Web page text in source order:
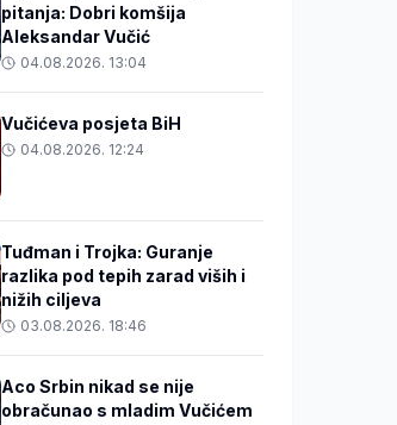
pitanja: Dobri komšija
Aleksandar Vučić
04.08.2026. 13:04
Vučićeva posjeta BiH
04.08.2026. 12:24
Tuđman i Trojka: Guranje
razlika pod tepih zarad viših i
nižih ciljeva
03.08.2026. 18:46
Aco Srbin nikad se nije
obračunao s mladim Vučićem